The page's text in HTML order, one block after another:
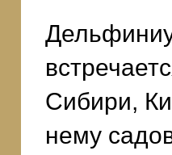
Сибири,
нему